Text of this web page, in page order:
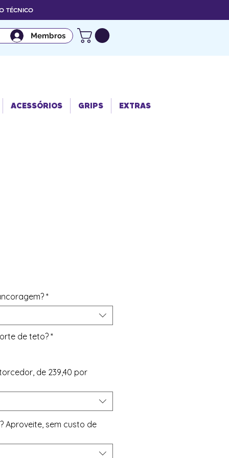
Membros
ACESSÓRIOS GRIPS EXTRAS
*
de teto? *
de 239,40 por
Aproveite, sem custo de